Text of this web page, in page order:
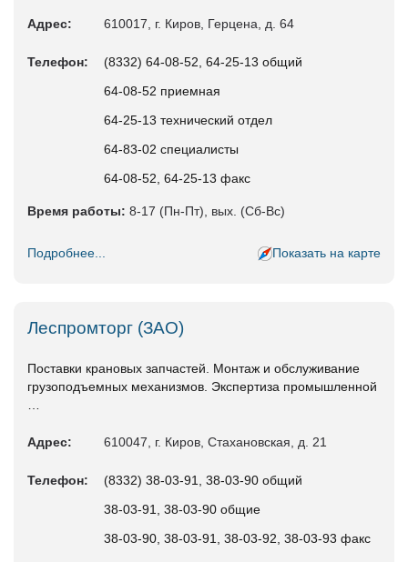
Адрес: 610017, г. Киров, Герцена, д. 64
Телефон:
(8332) 64-08-52, 64-25-13 общий
64-08-52 приемная
64-25-13 технический отдел
64-83-02 специалисты
64-08-52, 64-25-13 факс
Время работы: 8-17 (Пн-Пт), вых. (Сб-Вс)
Подробнее... Показать на карте
Леспромторг (ЗАО)
Поставки крановых запчастей. Монтаж и обслуживание
грузоподъемных механизмов. Экспертиза промышленной
Адрес: 610047, г. Киров, Стахановская, д. 21
Телефон:
(8332) 38-03-91, 38-03-90 общий
38-03-91, 38-03-90 общие
38-03-90, 38-03-91, 38-03-92, 38-03-93 факс